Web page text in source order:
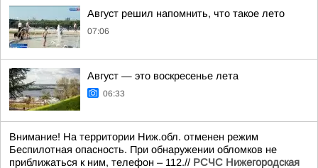
Август решил напомнить, что такое лето
07:06
Август — это воскресенье лета
06:33
Внимание! На территории Ниж.обл. отменен режим
Беспилотная опасность. При обнаружении обломков не
приближаться к ним, телефон – 112.// РСЧС Нижегородская